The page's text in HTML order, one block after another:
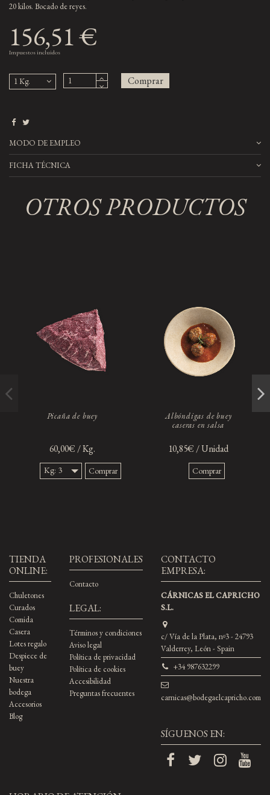
20 kilos. Bocado de reyes.
156,51 €
Impuestos incluidos
Comprar
MODO DE EMPLEO
FICHA TÉCNICA
OTROS PRODUCTOS
Picaña de buey
60,00€ / Kg.
Kg: 3
Kg.
Comprar
Albóndigas de buey
caseras en salsa
10,85€ / Unidad
Comprar
TIENDA
ONLINE:
Chuletones
Curados
Comida
Casera
Lotes regalo
Despiece de
buey
Nuestra
bodega
Accesorios
Blog
PROFESIONALES
Contacto
LEGAL:
Términos y condiciones
Aviso legal
Política de privacidad
Política de cookies
Accesibilidad
Preguntas frecuentes
CONTACTO
EMPRESA:
CÁRNICAS EL CAPRICHO
S.L.
c/ Vía de la Plata, nº3 - 24793
Valderrey, León - Spain
+34 987632299
carnicas@bodegaelcapricho.com
SÍGUENOS EN: